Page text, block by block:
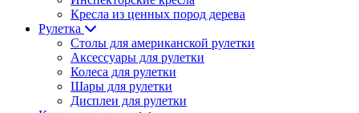
Кресла из ценных пород дерева
Рулетка
Столы для американской рулетки
Аксессуары для рулетки
Колеса для рулетки
Шары для рулетки
Дисплеи для рулетки